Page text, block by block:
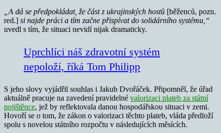
„A dá se předpokládat, že část z ukrajinských hostů [běženců, pozn.
red.] si najde práci a tím začne přispívat do solidárního systému,“
uvedl s tím, že situaci nevidí nijak dramaticky.
Uprchlíci náš zdravotní systém
nepoloží, říká Tom Philipp
S jeho slovy vyjádřil souhlas i Jakub Dvořáček. Připomněl, že úřad
aktuálně pracuje na zavedení pravidelné valorizaci plateb za státní
pojištěnce, jež by reflektovala danou hospodářskou situaci v zemi.
Hovoří se o tom, že zákon o valorizaci těchto plateb, vláda předloží
spolu s novelou státního rozpočtu v následujících měsících.